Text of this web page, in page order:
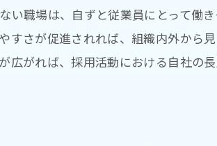
い職場は、自ずと従業員にとって働
すさが促進されれば、組織内外から
広がれば、採用活動における自社の